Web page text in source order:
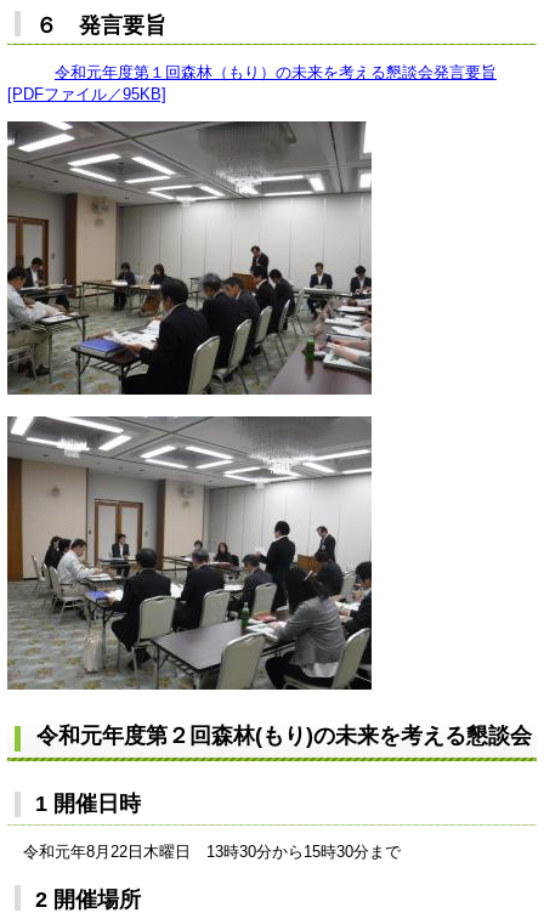
６ 発言要旨
令和元年度第１回森林（もり）の未来を考える懇談会発言要旨
[PDFファイル／95KB]
令和元年度第２回森林(もり)の未来を考える懇談会
1 開催日時
令和元年8月22日木曜日 13時30分から15時30分まで
2 開催場所